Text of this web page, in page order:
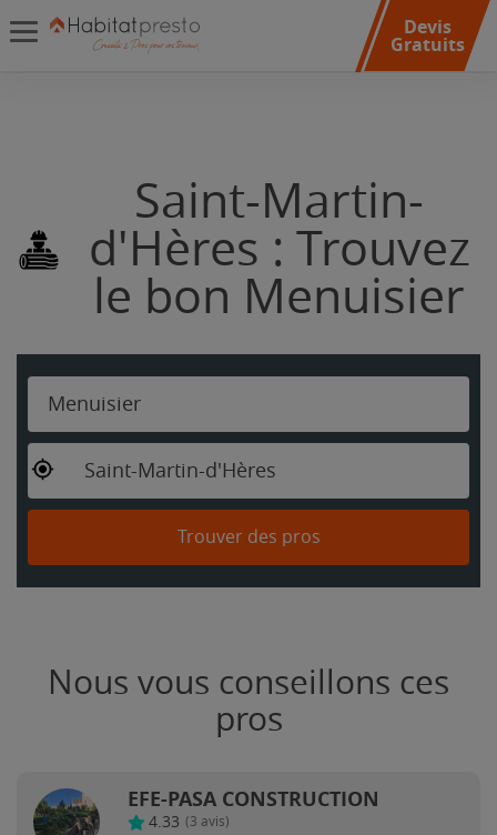
Devis
Gratuits
Saint-Martin-
d'Hères : Trouvez
le bon Menuisier
Menuisier
Saint-Martin-d'Hères
Trouver des pros
Nous vous conseillons ces
pros
EFE-PASA CONSTRUCTION
4.33 (3 avis)